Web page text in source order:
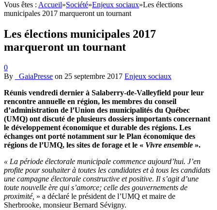
Vous êtes : Accueil»Société»Enjeux sociaux»Les élections
municipales 2017 marqueront un tournant
Les élections municipales 2017
marqueront un tournant
0
By
_GaiaPresse on 25 septembre 2017 Enjeux sociaux
Réunis vendredi dernier à Salaberry-de-Valleyfield pour leur
rencontre annuelle en région, les membres du conseil
d’administration de l’Union des municipalités du Québec
(UMQ) ont discuté de plusieurs dossiers importants concernant
le développement économique et durable des régions. Les
échanges ont porté notamment sur le Plan économique des
régions de l’UMQ, les sites de forage et le « Vivre ensemble ».
« La période électorale municipale commence aujourd’hui. J’en
profite pour souhaiter à toutes les candidates et à tous les candidats
une campagne électorale constructive et positive. Il s’agit d’une
toute nouvelle ère qui s’amorce; celle des gouvernements de
proximité, » a déclaré le président de l’UMQ et maire de
Sherbrooke, monsieur Bernard Sévigny.